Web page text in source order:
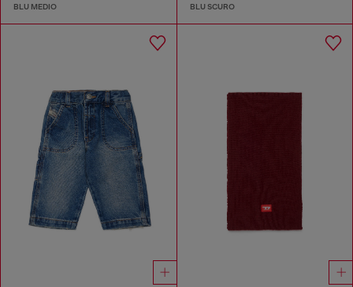
BLU MEDIO BLU SCURO